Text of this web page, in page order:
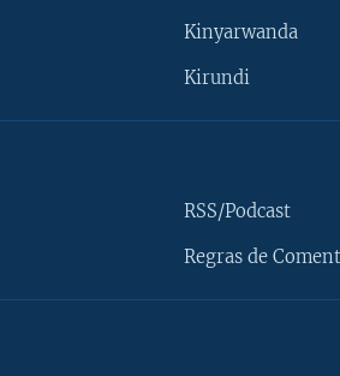
Kinyarwanda
Kirundi
RSS/Podcast
Regras de